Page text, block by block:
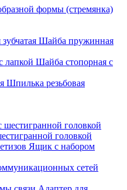
формы (стремянка)
Шайба пружинная
Шайба стопорная с
Шпилька резьбовая
головкой
Ящик с набором
сетей